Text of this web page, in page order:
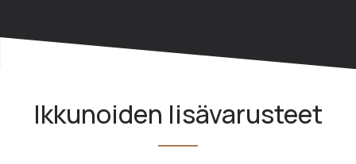
Ikkunoiden lisävarusteet